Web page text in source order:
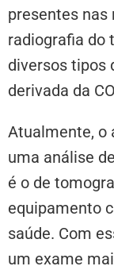
presentes nas
radiografia do
diversos tipos
derivada da
Atualmente, o
uma análise
é o de
equipamento
saúde. Com
um exame